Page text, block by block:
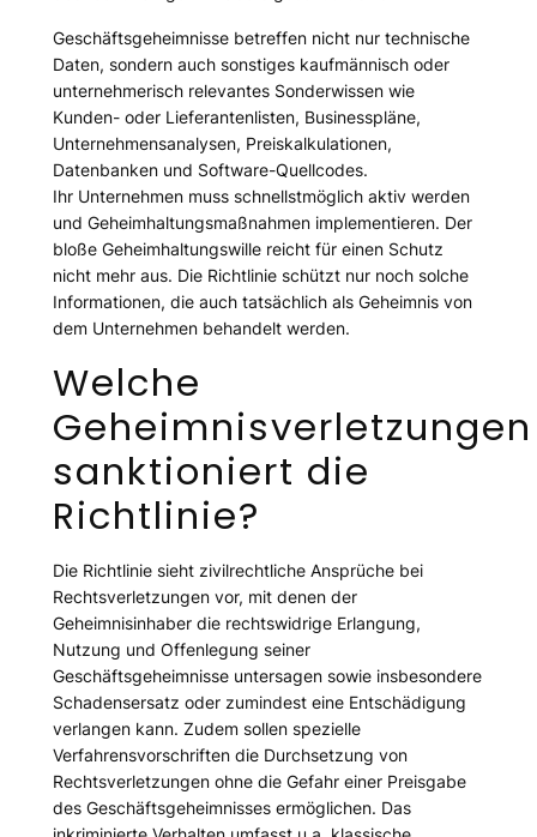
Geschäftsgeheimnisse betreffen nicht nur technische
Daten, sondern auch sonstiges kaufmännisch oder
unternehmerisch relevantes Sonderwissen wie
Kunden- oder Lieferantenlisten, Businesspläne,
Unternehmensanalysen, Preiskalkulationen,
Datenbanken und Software-Quellcodes.
Ihr Unternehmen muss schnellstmöglich aktiv werden
und Geheimhaltungsmaßnahmen implementieren. Der
bloße Geheimhaltungswille reicht für einen Schutz
nicht mehr aus. Die Richtlinie schützt nur noch solche
Informationen, die auch tatsächlich als Geheimnis von
dem Unternehmen behandelt werden.
Welche
Geheimnisverletzungen
sanktioniert die
Richtlinie?
Die Richtlinie sieht zivilrechtliche Ansprüche bei
Rechtsverletzungen vor, mit denen der
Geheimnisinhaber die rechtswidrige Erlangung,
Nutzung und Offenlegung seiner
Geschäftsgeheimnisse untersagen sowie insbesondere
Schadensersatz oder zumindest eine Entschädigung
verlangen kann. Zudem sollen spezielle
Verfahrensvorschriften die Durchsetzung von
Rechtsverletzungen ohne die Gefahr einer Preisgabe
des Geschäftsgeheimnisses ermöglichen. Das